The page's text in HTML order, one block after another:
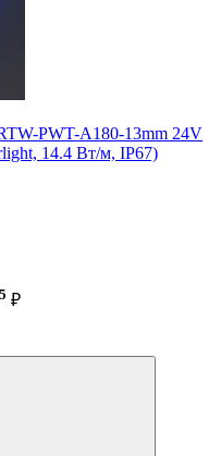
PWT-A180-13mm 24V
14.4 Вт/м, IP67)
₽